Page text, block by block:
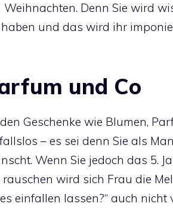
Denn Sie wird
und das wird ihr
und Co
Geschenke wie Blumen,
– es sei denn Sie als
Wenn Sie jedoch das 5.
rauschen wird sich Frau die
einfallen lassen?“ auch nicht